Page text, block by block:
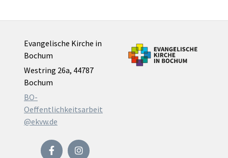
Evangelische Kirche in
Bochum
Westring 26a, 44787
Bochum
BO-
Oeffentlichkeitsarbeit
@ekvw.de